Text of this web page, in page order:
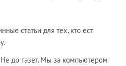
статьи для тех, кто ест
Не до газет. Мы за компьютером